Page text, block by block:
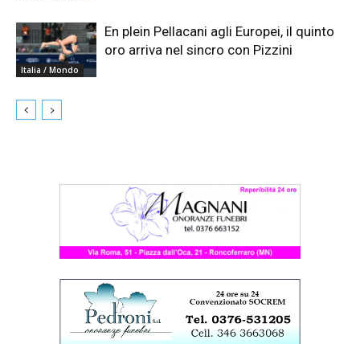
Italia / Mondo
En plein Pellacani agli Europei, il quinto
oro arriva nel sincro con Pizzini